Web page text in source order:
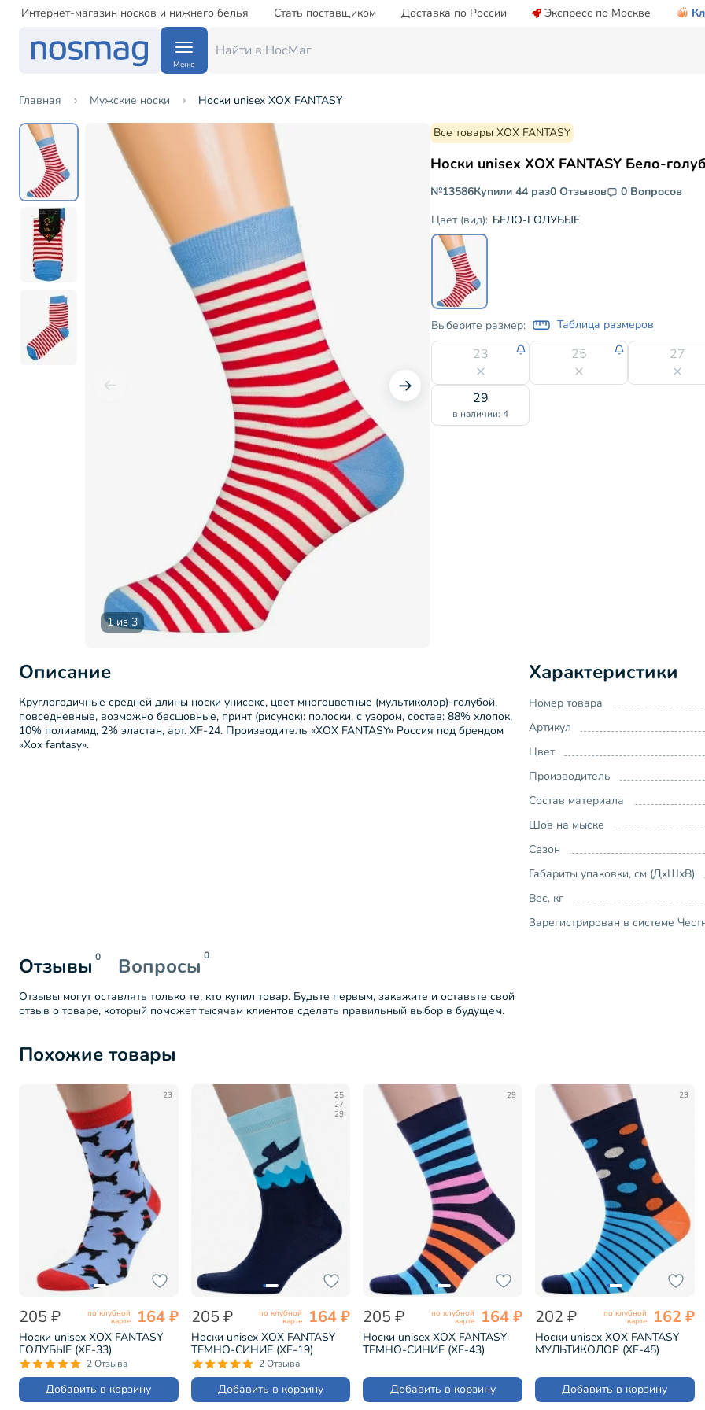
Интернет-магазин носков и нижнего белья Стать поставщиком Доставка по России Экспресс по Москве
Меню
Главная Мужские носки Носки unisex ХОХ FANTASY
1 из 3
Все товары ХОХ FANTASY
Носки unisex ХОХ FANTASY Бело-
№13586Купили 44 раз0 Отзывов
0 Вопросов
Цвет (вид): БЕЛО-ГОЛУБЫЕ
Выберите размер: Таблица размеров
23 25 27
29
в наличии: 4
Описание
Круглогодичные средней длины носки унисекс, цвет многоцветные (мультиколор)-голубой,
повседневные, возможно бесшовные, принт (рисунок): полоски, с узором, состав: 88% хлопок,
10% полиамид, 2% эластан, арт. XF-24. Производитель «ХОХ FANTASY» Россия под брендом
«Хох fantasy».
Характеристики
Номер товара
Артикул
Цвет
Производитель
Состав материала
Шов на мыске
Сезон
Габариты упаковки, см (ДхШхВ)
Вес, кг
Зарегистрирован в системе
Отзывы 0 Вопросы 0
Отзывы могут оставлять только те, кто купил товар. Будьте первым, закажите и оставьте свой
отзыв о товаре, который поможет тысячам клиентов сделать правильный выбор в будущем.
Похожие товары
23
205 ₽ по клубной
карте 164 ₽
Носки unisex ХОХ FANTASY
ГОЛУБЫЕ (XF-33)
2 Отзыва
Добавить в корзину
25
27
29
205 ₽ по клубной
карте 164 ₽
Носки unisex ХОХ FANTASY
ТЕМНО-СИНИЕ (XF-19)
2 Отзыва
Добавить в корзину
29
205 ₽ по клубной
карте 164 ₽
Носки unisex ХОХ FANTASY
ТЕМНО-СИНИЕ (XF-43)
Добавить в корзину
23
202 ₽ по клубной
карте 162 ₽
Носки unisex ХОХ FANTASY
МУЛЬТИКОЛОР (XF-45)
Добавить в корзину